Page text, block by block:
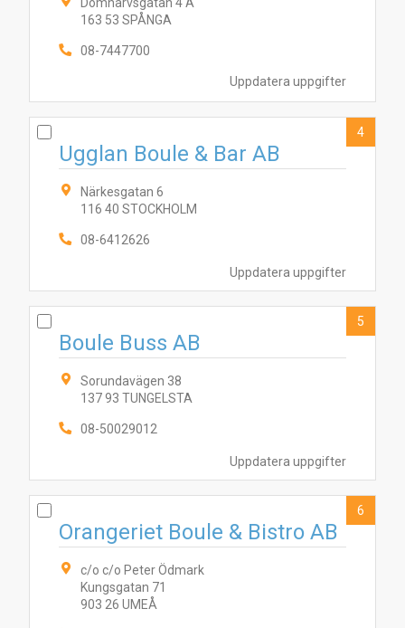
Uppdatera uppgifter
163 53 SPÅNGA
08-7447700
Uppdatera uppgifter
Ugglan Boule & Bar AB
Närkesgatan 6
116 40 STOCKHOLM
08-6412626
4
Uppdatera uppgifter
Boule Buss AB
Sorundavägen 38
137 93 TUNGELSTA
08-50029012
5
Orangeriet Boule & Bistro AB
c/o c/o Peter Ödmark
Kungsgatan 71
903 26 UMEÅ
6